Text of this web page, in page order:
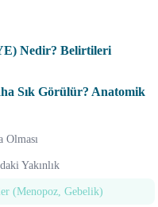
Nedir? Belirtileri
Sık Görülür? Anatomik
Olması
Yakınlık
(Menopoz, Gebelik)